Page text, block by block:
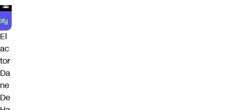
El
ac
tor
Da
ne
De